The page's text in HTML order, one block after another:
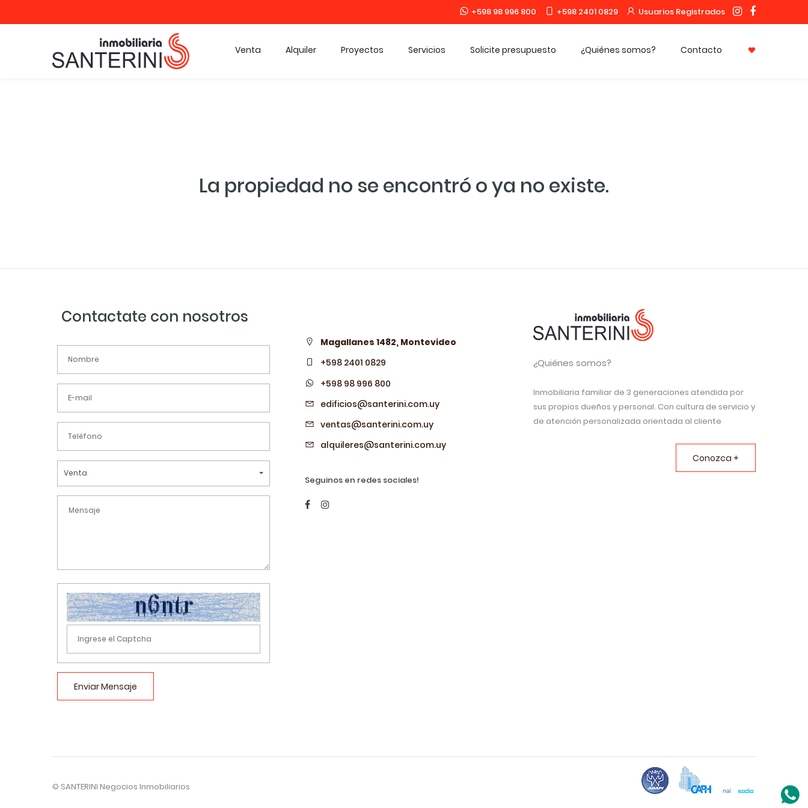
+598 98 996 800 +598 2401 0829 Usuarios Registrados
Venta Alquiler Proyectos Servicios Solicite presupuesto ¿Quiénes somos? Contacto
La propiedad no se encontró o ya no existe.
Contactate con nosotros
Venta
Enviar Mensaje
Magallanes 1482, Montevideo
+598 2401 0829
+598 98 996 800
edificios@santerini.com.uy
ventas@santerini.com.uy
alquileres@santerini.com.uy
Seguinos en redes sociales!
¿Quiénes somos?
Inmobiliaria familiar de 3 generaciones atendida por
sus propios dueños y personal. Con cultura de servicio y
de atención personalizada orientada al cliente
Conozca +
© SANTERINI Negocios Inmobiliarios